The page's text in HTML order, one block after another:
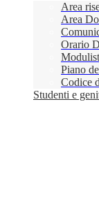
Area
Area
Orario
Piano
Codice
Studenti e